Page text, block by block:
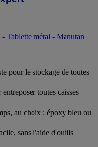
Tablette métal - Manutan
pour le stockage de toutes
toutes caisses
au choix : époxy bleu ou
sans l'aide d'outils